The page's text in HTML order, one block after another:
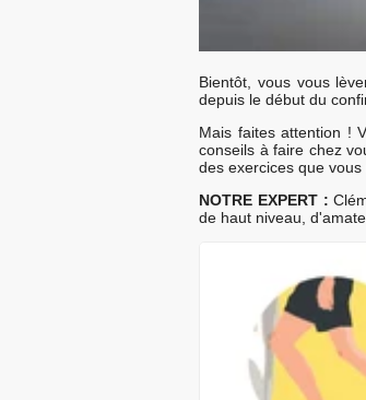
Bientôt, vous vous
depuis le début du
Mais faites attention !
conseils à faire chez
des exercices que
NOTRE EXPERT :
de haut niveau,